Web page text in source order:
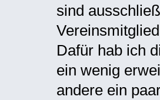
sind
Dafür hab ich
ein wenig
andere ein